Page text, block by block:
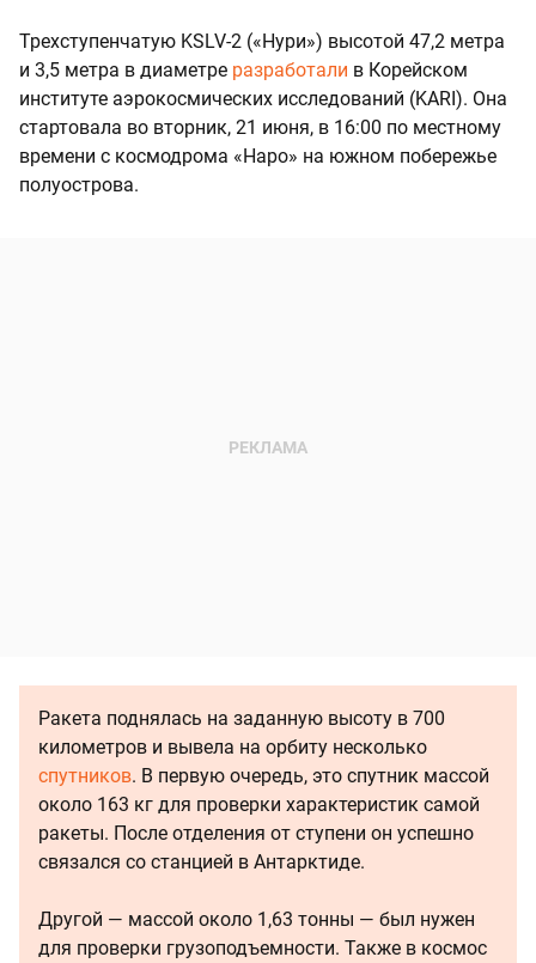
Трехступенчатую KSLV-2 («Нури») высотой 47,2 метра
и 3,5 метра в диаметре разработали в Корейском
институте аэрокосмических исследований (KARI). Она
стартовала во вторник, 21 июня, в 16:00 по местному
времени с космодрома «Наро» на южном побережье
полуострова.
Ракета поднялась на заданную высоту в 700
километров и вывела на орбиту несколько
спутников. В первую очередь, это спутник массой
около 163 кг для проверки характеристик самой
ракеты. После отделения от ступени он успешно
связался со станцией в Антарктиде.
Другой — массой около 1,63 тонны — был нужен
для проверки грузоподъемности. Также в космос